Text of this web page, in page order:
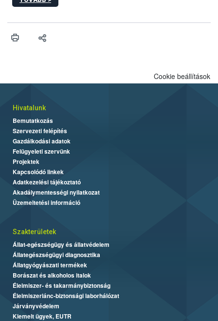
végezni Magyarországon. Az összefoglaló részletesen
műszaki és hatósági feltételek.
Cookie beállítások
Hivatalunk
Bemutatkozás
Szervezeti felépítés
Gazdálkodási adatok
Felügyeleti szervünk
Projektek
Kapcsolódó linkek
Adatkezelési tájékoztató
Akadálymentességi nyilatkozat
Üzemeltetési információ
Szakterületek
Állat-egészségügy és állatvédelem
Állategészségügyi diagnosztika
Állatgyógyászati termékek
Borászat és alkoholos italok
Élelmiszer- és takarmánybiztonság
Élelmiszerlánc-biztonsági laborhálózat
Járványvédelem
Kiemelt ügyek, EUTR